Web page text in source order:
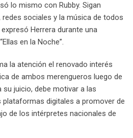
lo mismo con Rubby. Sigan
sociales y la música de todos
Herrera durante una
en la Noche”.
la atención el renovado interés
de ambos merengueros luego de
su juicio, debe motivar a las
digitales a promover de
de los intérpretes nacionales de